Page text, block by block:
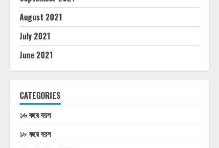
August 2021
July 2021
June 2021
CATEGORIES
১৬ বছর বয়স
১৮ বছর বয়স